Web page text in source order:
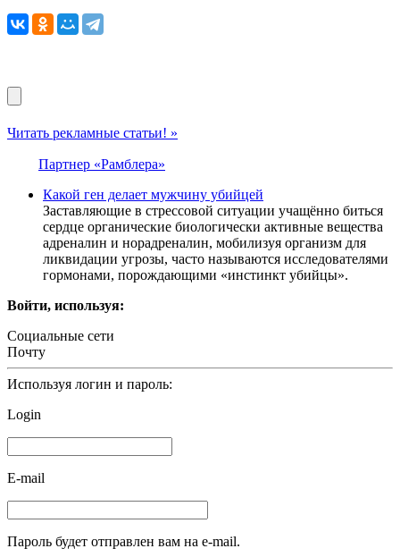
Читать рекламные статьи! »
Партнер «Рамблера»
Какой ген делает мужчину убийцей
Заставляющие в стрессовой ситуации учащённо биться
сердце органические биологически активные вещества
адреналин и норадреналин, мобилизуя организм для
ликвидации угрозы, часто называются исследователями
гормонами, порождающими «инстинкт убийцы».
Войти, используя:
Социальные сети
Почту
Используя логин и пароль:
Login
E-mail
Пароль будет отправлен вам на e-mail.